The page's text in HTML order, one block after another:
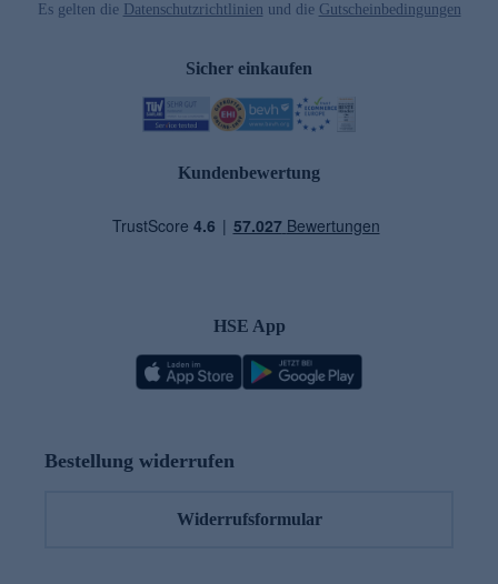
Es gelten die Datenschutzrichtlinien und die Gutscheinbedingungen
Sicher einkaufen
Kundenbewertung
HSE App
Bestellung widerrufen
Widerrufsformular